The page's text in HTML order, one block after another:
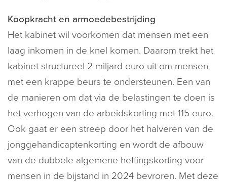
Koopkracht en armoedebestrijding
Het kabinet wil voorkomen dat mensen met een
laag inkomen in de knel komen. Daarom trekt het
kabinet structureel 2 miljard euro uit om mensen
met een krappe beurs te ondersteunen. Een van
de manieren om dat via de belastingen te doen is
het verhogen van de arbeidskorting met 115 euro.
Ook gaat er een streep door het halveren van de
jonggehandicaptenkorting en wordt de afbouw
van de dubbele algemene heffingskorting voor
mensen in de bijstand in 2024 bevroren. Met deze